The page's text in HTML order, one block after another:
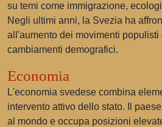
su temi come immigrazione,
Negli ultimi anni, la Svezia ha
all'aumento dei movimenti populisti
cambiamenti demografici.
Economia
L'economia svedese combina
intervento attivo dello stato. Il
al mondo e occupa posizioni